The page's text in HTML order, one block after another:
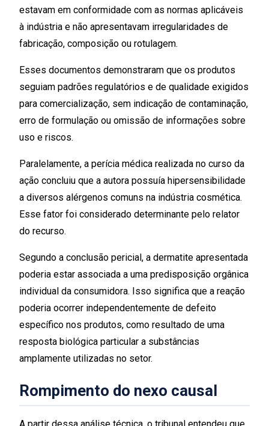
estavam em conformidade com as normas aplicáveis
à indústria e não apresentavam irregularidades de
fabricação, composição ou rotulagem.
Esses documentos demonstraram que os produtos
seguiam padrões regulatórios e de qualidade exigidos
para comercialização, sem indicação de contaminação,
erro de formulação ou omissão de informações sobre
uso e riscos.
Paralelamente, a perícia médica realizada no curso da
ação concluiu que a autora possuía hipersensibilidade
a diversos alérgenos comuns na indústria cosmética.
Esse fator foi considerado determinante pelo relator
do recurso.
Segundo a conclusão pericial, a dermatite apresentada
poderia estar associada a uma predisposição orgânica
individual da consumidora. Isso significa que a reação
poderia ocorrer independentemente de defeito
específico nos produtos, como resultado de uma
resposta biológica particular a substâncias
amplamente utilizadas no setor.
Rompimento do nexo causal